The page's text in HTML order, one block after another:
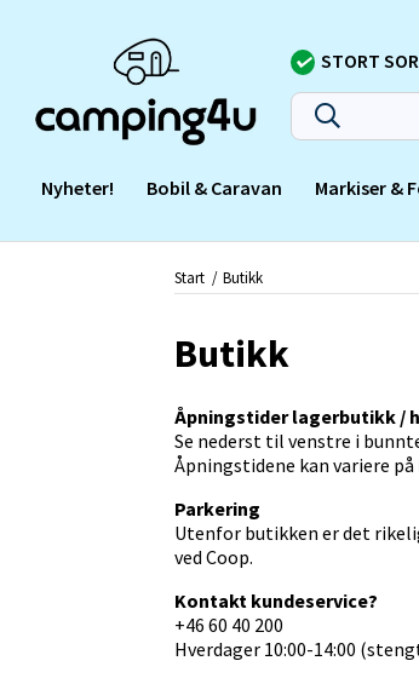
STORT
Nyheter! Bobil & Caravan Markiser &
Start Butikk
Butikk
Åpningstider lagerbutikk /
Se nederst til venstre i
Åpningstidene kan variere
Parkering
Utenfor butikken er det
ved Coop.
Kontakt kundeservice?
+46 60 40 200
Hverdager 10:00-14:00